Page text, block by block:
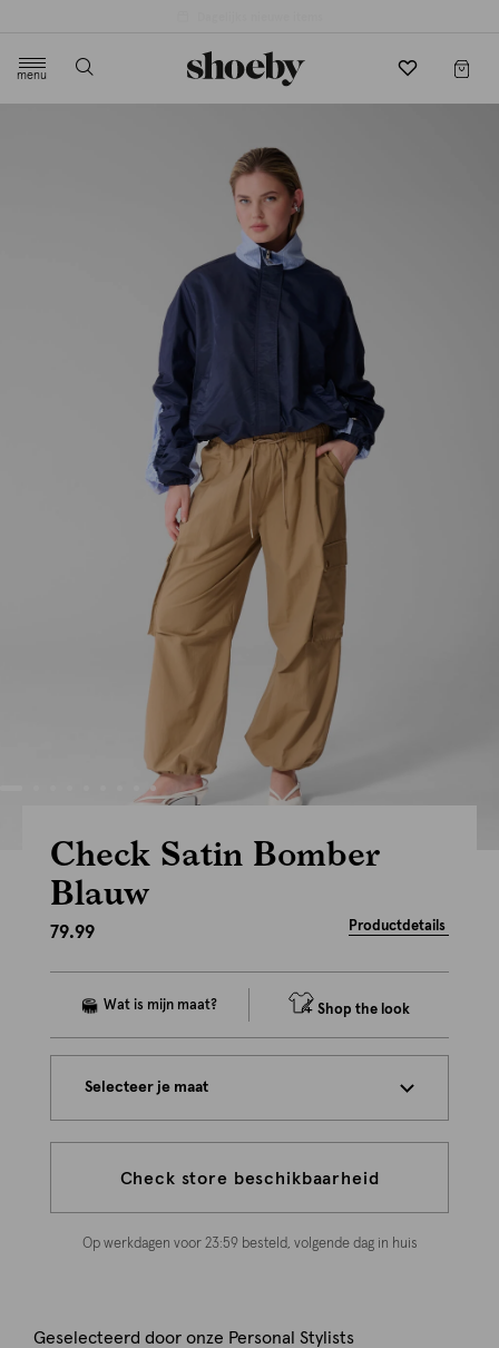
menu
Check Satin Bomber
Blauw
79.99 Productdetails
Shop the look
Selecteer je maat
Check store beschikbaarheid
Op werkdagen voor 23:59 besteld, volgende dag in huis
Geselecteerd door onze Personal Stylists